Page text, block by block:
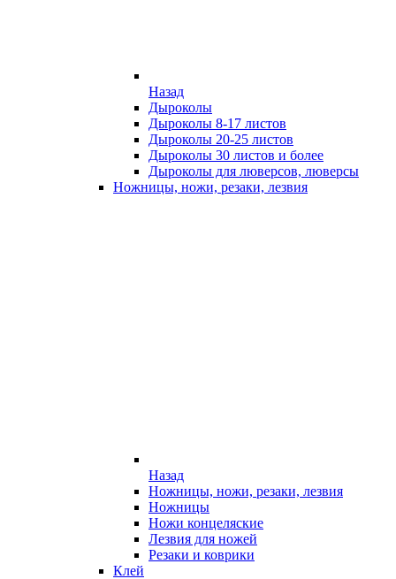
Назад
Дыроколы
Дыроколы 8-17 листов
Дыроколы 20-25 листов
Дыроколы 30 листов и более
Дыроколы для люверсов, люверсы
Ножницы, ножи, резаки, лезвия
Назад
Ножницы, ножи, резаки, лезвия
Ножницы
Ножи концеляские
Лезвия для ножей
Резаки и коврики
Клей